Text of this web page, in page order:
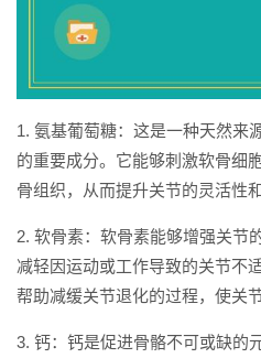
1. 氨基葡萄糖：这是一种天然来
的重要成分。它能够刺激软骨细
骨组织，从而提升关节的灵活性
2. 软骨素：软骨素能够增强关节
减轻因运动或工作导致的关节不
帮助减缓关节退化的过程，使关
3. 钙：钙是促进骨骼不可或缺的